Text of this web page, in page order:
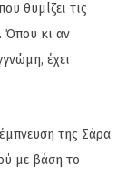
θυμίζει τις
Όπου κι αν
έχει
της Σάρα
με βάση το